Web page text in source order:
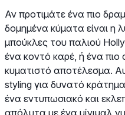
Αν προτιμάτε ένα πιο
δομημένα κύματα είναι η
μπούκλες του παλιού
ένα κοντό καρέ, ή ένα πιο
κυματιστό αποτέλεσμα.
styling για δυνατό
ένα εντυπωσιακό και
απόλυτα με ένα μίνιμαλ